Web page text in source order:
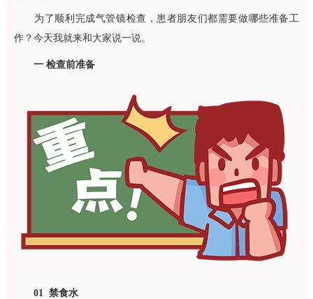
为了顺利完成气管镜检查，患者朋友们都需要做哪些准备工
作？今天我就来和大家说一说。
一 检查前准备
01 禁食水